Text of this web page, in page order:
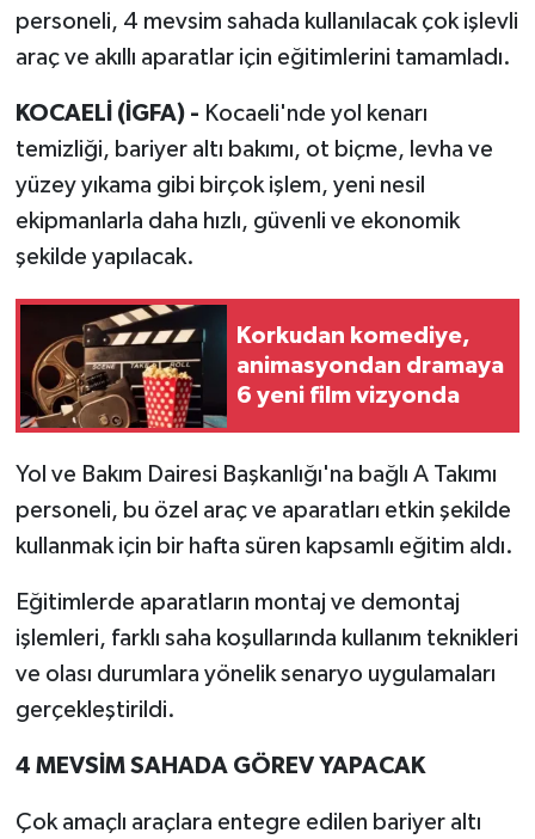
personeli, 4 mevsim sahada kullanılacak çok işlevli
araç ve akıllı aparatlar için eğitimlerini tamamladı.
KOCAELİ (İGFA) - Kocaeli'nde yol kenarı
temizliği, bariyer altı bakımı, ot biçme, levha ve
yüzey yıkama gibi birçok işlem, yeni nesil
ekipmanlarla daha hızlı, güvenli ve ekonomik
şekilde yapılacak.
Korkudan komediye,
animasyondan dramaya
6 yeni film vizyonda
Yol ve Bakım Dairesi Başkanlığı'na bağlı A Takımı
personeli, bu özel araç ve aparatları etkin şekilde
kullanmak için bir hafta süren kapsamlı eğitim aldı.
Eğitimlerde aparatların montaj ve demontaj
işlemleri, farklı saha koşullarında kullanım teknikleri
ve olası durumlara yönelik senaryo uygulamaları
gerçekleştirildi.
4 MEVSİM SAHADA GÖREV YAPACAK
Çok amaçlı araçlara entegre edilen bariyer altı